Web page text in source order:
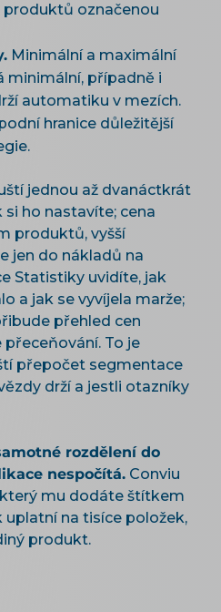
označenou
Minimální a maximální
minimální, případně i
automatiku v mezích.
hranice důležitější
jednou až dvanáctkrát
ho nastavíte; cena
produktů, vyšší
jen do nákladů na
Statistiky uvidíte, jak
a jak se vyvíjela marže;
přehled cen
To je
přepočet segmentace
drží a jestli otazníky
rozdělení do
nespočítá. Conviu
mu dodáte štítkem
uplatní na tisíce položek,
produkt.